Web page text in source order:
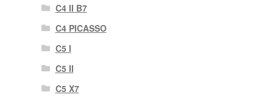
C4 II B7
C4 PICASSO
C5 I
C5 II
C5 X7